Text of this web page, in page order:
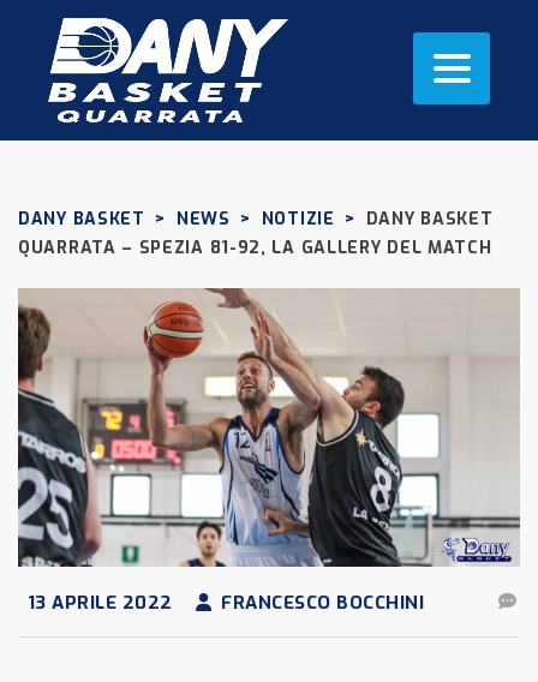
DANY BASKET > NEWS > NOTIZIE >
DANY BASKET
QUARRATA – SPEZIA 81-92, LA GALLERY DEL MATCH
13 APRILE 2022 FRANCESCO BOCCHINI